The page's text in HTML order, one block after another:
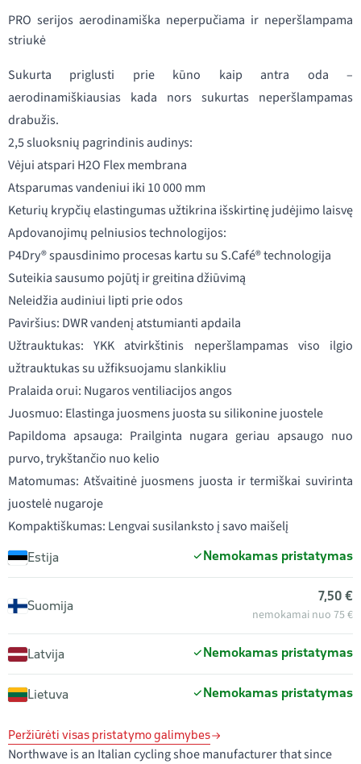
PRO serijos aerodinamiška neperpučiama ir neperšlampama
striukė
Sukurta priglusti prie kūno kaip antra oda –
aerodinamiškiausias kada nors sukurtas neperšlampamas
drabužis.
2,5 sluoksnių pagrindinis audinys:
Vėjui atspari H2O Flex membrana
Atsparumas vandeniui iki 10 000 mm
Keturių krypčių elastingumas užtikrina išskirtinę judėjimo laisvę
Apdovanojimų pelniusios technologijos:
P4Dry® spausdinimo procesas kartu su S.Café® technologija
Suteikia sausumo pojūtį ir greitina džiūvimą
Neleidžia audiniui lipti prie odos
Paviršius: DWR vandenį atstumianti apdaila
Užtrauktukas: YKK atvirkštinis neperšlampamas viso ilgio
užtrauktukas su užfiksuojamu slankikliu
Pralaida orui: Nugaros ventiliacijos angos
Juosmuo: Elastinga juosmens juosta su silikonine juostele
Papildoma apsauga: Prailginta nugara geriau apsaugo nuo
purvo, trykštančio nuo kelio
Matomumas: Atšvaitinė juosmens juosta ir termiškai suvirinta
juostelė nugaroje
Kompaktiškumas: Lengvai susilanksto į savo maišelį
Estija Nemokamas pristatymas
Suomija
7,50 €
nemokamai nuo 75 €
Latvija Nemokamas pristatymas
Lietuva Nemokamas pristatymas
Peržiūrėti visas pristatymo galimybes
Northwave is an Italian cycling shoe manufacturer that since